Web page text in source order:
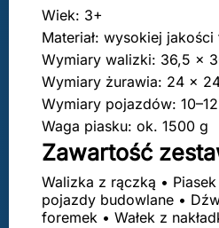
Wiek: 3+
Materiał: wysokiej
Wymiary walizki: 36,5 ×
Wymiary żurawia: 24 ×
Wymiary pojazdów:
Waga piasku: ok. 1500 g
Zawartość
Walizka z rączką •
pojazdy budowlane •
foremek • Wałek z